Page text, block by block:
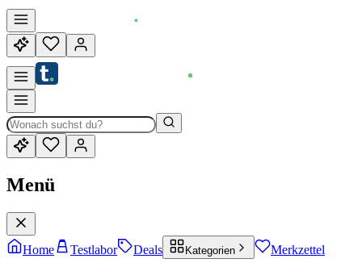
Menü
Home Testlabor Deals Kategorien Merkzettel